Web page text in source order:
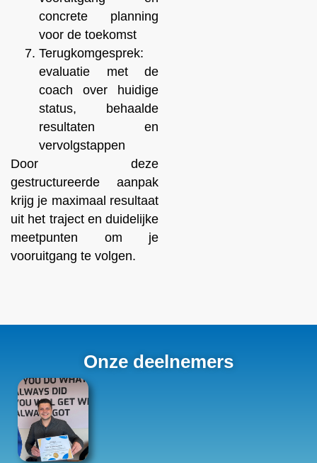
concrete planning
voor de toekomst
Terugkomgesprek:
evaluatie met de
coach over huidige
status, behaalde
resultaten en
vervolgstappen
Door deze
gestructureerde aanpak
krijg je maximaal resultaat
uit het traject en duidelijke
meetpunten om je
vooruitgang te volgen.
Onze deelnemers